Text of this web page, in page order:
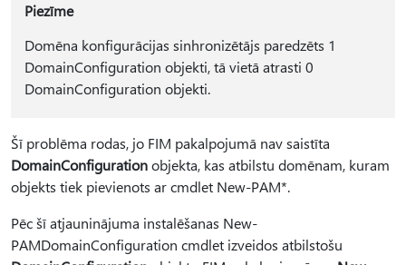
Piezīme
Domēna konfigurācijas sinhronizētājs paredzēts 1
DomainConfiguration objekti, tā vietā atrasti 0
DomainConfiguration objekti.
Šī problēma rodas, jo FIM pakalpojumā nav saistīta
DomainConfigurationobjekta, kas atbilstu domēnam, kuram
objekts tiek pievienots ar cmdlet New-PAM*.
Pēc šī atjauninājuma instalēšanas New-
PAMDomainConfiguration cmdlet izveidos atbilstošu